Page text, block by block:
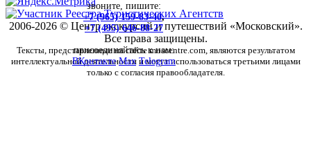
звоните, пишите:
+7 (965) 159-83-40,
+7 (495) 646-88-27
присоединяйтесь к нам:
ВКонтакте Max Telegram
2006-2026 © Центр экскурсий и путешествий «Московский».
Все права защищены.
Тексты, представленные на сайте moscentre.com, являются результатом
интеллектуальной деятельности и могут использоваться третьими лицами
только с согласия правообладателя.